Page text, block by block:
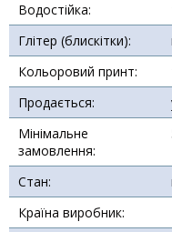
Водостійка:
Глітер (блискітки):
Кольоровий принт:
Продається:
Мінімальне
замовлення:
Стан:
Країна виробник: